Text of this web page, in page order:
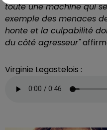
toute une machine qui
exemple des menaces
honte et la culpabilité
du côté agresseur"
Virginie Legastelois :